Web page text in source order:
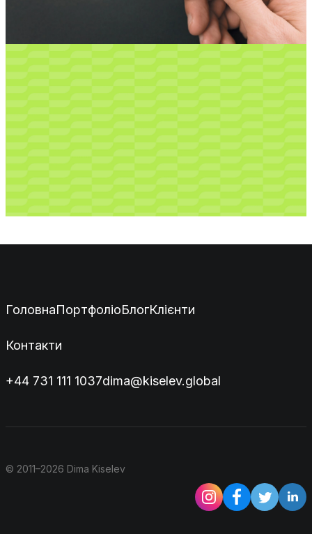
ГоловнаПортфоліоБлогКлієнти
Контакти
+44 731 111 1037dima@kiselev.global
© 2011–2026 Dima Kiselev